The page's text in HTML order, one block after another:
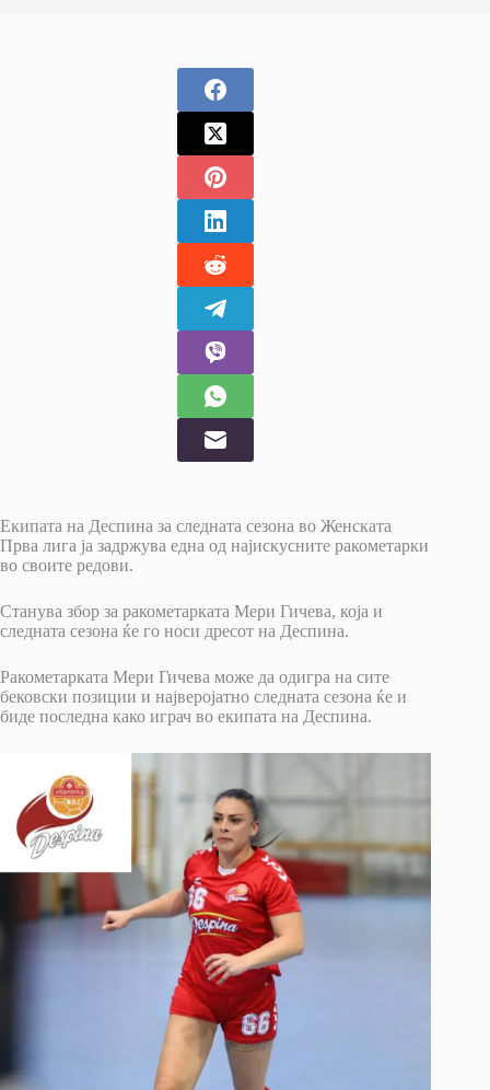
Екипата на Деспина за следната сезона во Женската
Прва лига ја задржува една од најискусните ракометарки
во своите редови.
Станува збор за ракометарката Мери Гичева, која и
следната сезона ќе го носи дресот на Деспина.
Ракометарката Мери Гичева може да одигра на сите
бековски позиции и најверојатно следната сезона ќе и
биде последна како играч во екипата на Деспина.